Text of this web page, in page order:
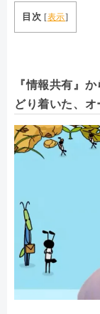
目次 [表示]
『情報共有』
どり着いた、